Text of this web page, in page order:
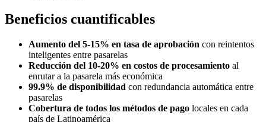
Beneficios cuantificables
Aumento del 5-15% en tasa de aprobación con reintentos
inteligentes entre pasarelas
Reducción del 10-20% en costos de procesamiento al
enrutar a la pasarela más económica
99.9% de disponibilidad con redundancia automática entre
pasarelas
Cobertura de todos los métodos de pago locales en cada
país de Latinoamérica